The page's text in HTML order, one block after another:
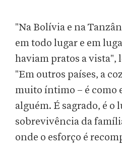
"Na Bolívia e na
em todo lugar e em
haviam pratos a vista",
"Em outros países, a
muito íntimo – é como
alguém. É sagrado, é o
sobrevivência da
onde o esforço é